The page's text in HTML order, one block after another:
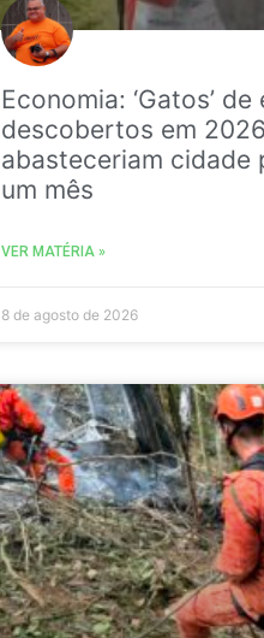
Economia: ‘Gatos’ de
descobertos em
abasteceriam cidade
um mês
VER MATÉRIA »
8 de agosto de 2026